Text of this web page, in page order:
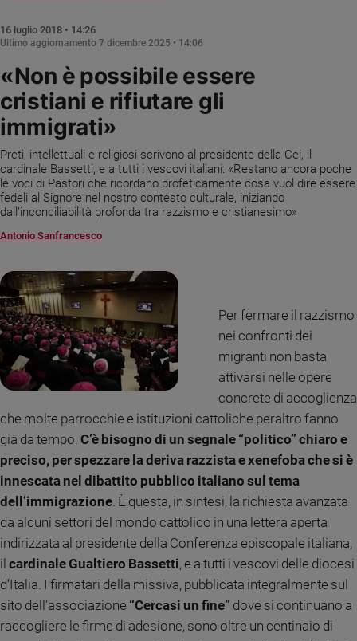
Chiesa
e
spiritualità
Devozione
e
fede
Parola
del
Santo
giorno
Società
e
valori
Ambiente
e
Volontariato
Diritti
Aziende
di
valore
Caso
settimana
Migranti
Diversità
e
inclusione
«Non è possibile essere
cristiani e rifiutare gli
immigrati»
Preti, intellettuali e religiosi scrivono al presidente della Cei, il
cardinale Bassetti, e a tutti i vescovi italiani: «Restano ancora poche
le voci di Pastori che ricordano profeticamente cosa vuol dire essere
fedeli al Signore nel nostro contesto culturale, iniziando
dall’inconciliabilità profonda tra razzismo e cristianesimo»
Antonio Sanfrancesco
16 luglio 2018 • 14:26
Ultimo aggiornamento 7 dicembre 2025 • 14:06
Per fermare il razzismo
nei confronti dei
migranti non basta
attivarsi nelle opere
concrete di accoglienza
che molte parrocchie e istituzioni cattoliche peraltro fanno
già da tempo. C’è bisogno di un segnale “politico” chiaro e
preciso, per spezzare la deriva razzista e xenefoba che si è
innescata nel dibattito pubblico italiano sul tema
dell’immigrazione. È questa, in sintesi, la richiesta avanzata
da alcuni settori del mondo cattolico in una lettera aperta
indirizzata al presidente della Conferenza episcopale italiana,
il cardinale Gualtiero Bassetti, e a tutti i vescovi delle diocesi
d’Italia. I firmatari della missiva, pubblicata integralmente sul
sito dell’associazione “Cercasi un fine” dove si continuano a
raccogliere le firme di adesione, sono oltre un centinaio di